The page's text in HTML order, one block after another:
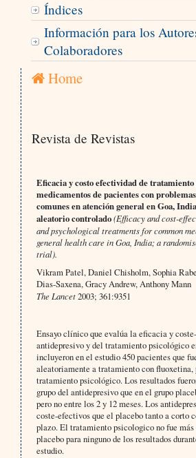
Índices
Información para los
Colaboradores
Home
Revista de Revistas
Eficacia y costo efectividad de tratamiento
medicamentos de pacientes con
comunes en atención general en Goa,
aleatorio controlado(Efficacy and cost-
and psychological treatments for common
general health care in Goa, India; a
trial).
Vikram Patel, Daniel Chisholm, Sophia
Dias-Saxena, Gracy Andrew, Anthony Mann
The Lancet2003; 361:9351
Ensayo clínico que evalúa la eficacia y
antidepresivo y del tratamiento psicológico
incluyeron en el estudio 450 pacientes que
aleatoriamente a tratamiento con fluoxetina,
tratamiento psicológico. Los resultados
grupo del antidepresivo que en el grupo
pero no entre los 2 y 12 meses. Los
coste-efectivos que el placebo tanto a corto
plazo. El tratamiento psicologico no fue
placebo para ninguno de los resultados
estudio.